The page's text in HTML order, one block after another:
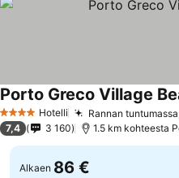
4 Tähtiluokitus
Hotelli Rannan
Porto Greco Village
7,4 3 160 1.5 km kohteesta
Alkaen 86 €